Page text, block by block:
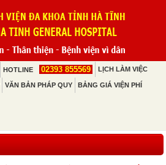
HOTLINE 02393 855569 LỊCH LÀM VIỆC
VĂN BẢN PHÁP QUY BẢNG GIÁ VIỆN PHÍ